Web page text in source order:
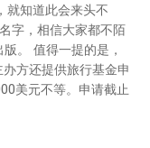
知道此会来头不
，相信大家都不陌
。 值得一提的是，
方还提供旅行基金申
美元不等。申请截止